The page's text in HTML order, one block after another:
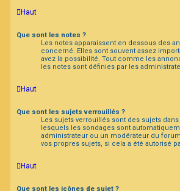
Haut
Que sont les notes ?
Les notes apparaissent en dessous des
concerné. Elles sont souvent assez
avez la possibilité. Tout comme les
les notes sont définies par les
Haut
Que sont les sujets verrouillés ?
Les sujets verrouillés sont des sujets
lesquels les sondages sont
administrateur ou un modérateur du
vos propres sujets, si cela a été autorisé
Haut
Que sont les icônes de sujet ?